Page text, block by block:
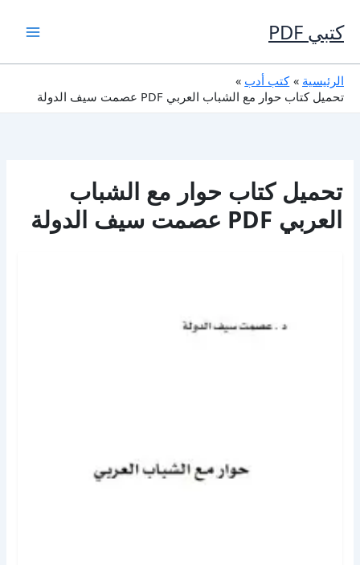
إلى
المحتوى
كتبي PDF
الرئيسية
كتب أدب
تحميل كتاب حوار مع الشباب العربي PDF عصمت سيف الدولة
تحميل كتاب حوار مع الشباب
العربي PDF عصمت سيف الدولة